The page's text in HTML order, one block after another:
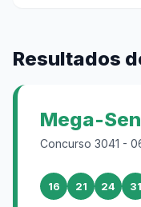
Resultados
Mega-
Concurso 3041 -
16 21 24 31